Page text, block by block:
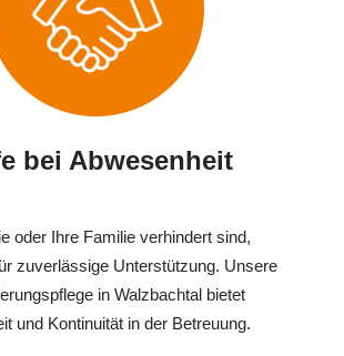
bei Abwesenheit
oder Ihre Familie verhindert sind,
zuverlässige Unterstützung. Unsere
in Walzbachtal bietet
und Kontinuität in der Betreuung.